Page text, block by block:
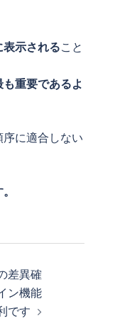
示されること
重要であるよ
に適合しない
差異確
ン機能
です